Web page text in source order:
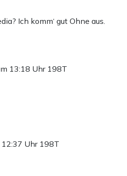
Ich komm‘ gut Ohne aus.
13:18 Uhr 198T
Uhr 198T